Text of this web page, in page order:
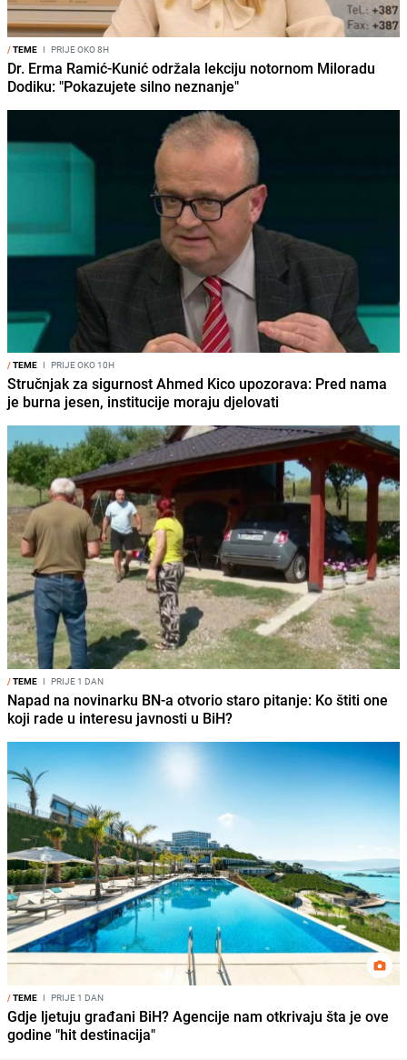
/TEME I PRIJE OKO 8H
Dr. Erma Ramić-Kunić održala lekciju notornom Miloradu
Dodiku: "Pokazujete silno neznanje"
/TEME I PRIJE OKO 10H
Stručnjak za sigurnost Ahmed Kico upozorava: Pred nama
je burna jesen, institucije moraju djelovati
/TEME I PRIJE 1 DAN
Napad na novinarku BN-a otvorio staro pitanje: Ko štiti one
koji rade u interesu javnosti u BiH?
/TEME I PRIJE 1 DAN
Gdje ljetuju građani BiH? Agencije nam otkrivaju šta je ove
godine "hit destinacija"